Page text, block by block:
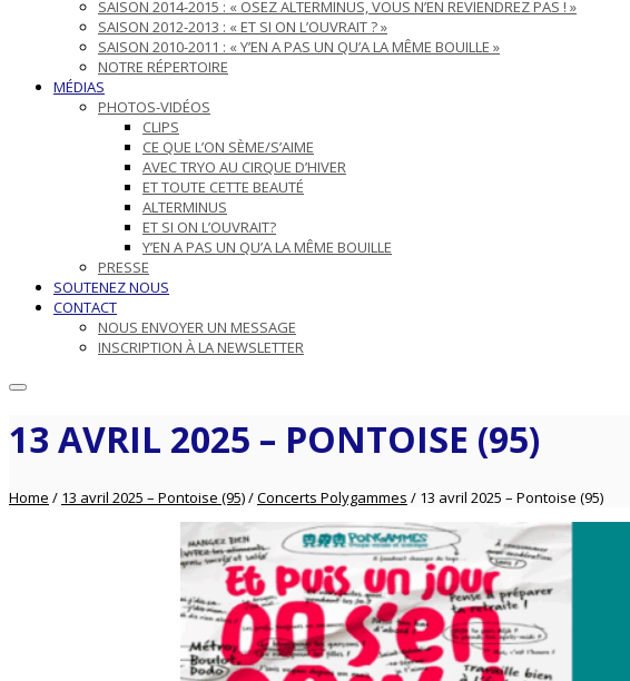
SAISON 2014-2015 : « OSEZ ALTERMINUS, VOUS N’EN REVIENDREZ PAS ! »
SAISON 2012-2013 : « ET SI ON L’OUVRAIT ? »
SAISON 2010-2011 : « Y’EN A PAS UN QU’A LA MÊME BOUILLE »
NOTRE RÉPERTOIRE
MÉDIAS
PHOTOS-VIDÉOS
CLIPS
CE QUE L’ON SÈME/S’AIME
AVEC TRYO AU CIRQUE D’HIVER
ET TOUTE CETTE BEAUTÉ
ALTERMINUS
ET SI ON L’OUVRAIT?
Y’EN A PAS UN QU’A LA MÊME BOUILLE
PRESSE
SOUTENEZ NOUS
CONTACT
NOUS ENVOYER UN MESSAGE
INSCRIPTION À LA NEWSLETTER
13 AVRIL 2025 – PONTOISE (95)
Home / 13 avril 2025 – Pontoise (95)/Concerts Polygammes / 13 avril 2025 – Pontoise (95)